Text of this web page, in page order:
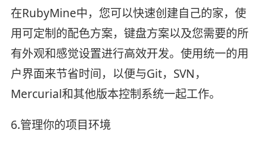
在RubyMine中，您可以快速创建自己的家，使
用可定制的配色方案，键盘方案以及您需要的所
有外观和感觉设置进行高效开发。使用统一的用
户界面来节省时间，以便与Git，SVN，
Mercurial和其他版本控制系统一起工作。
6.管理你的项目环境